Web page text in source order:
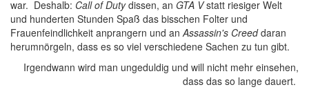
war. Deshalb: Call of Dutydissen, an GTA Vstatt riesiger Welt
und hunderten Stunden Spaß das bisschen Folter und
Frauenfeindlichkeit anprangern und anAssassin's Creeddaran
herumnörgeln, dass es so viel verschiedene Sachen zu tun gibt.
Irgendwann wird man ungeduldig und will nicht mehr einsehen,
dass das so lange dauert.